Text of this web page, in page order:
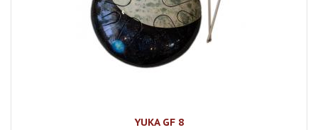
YUKA GF 8